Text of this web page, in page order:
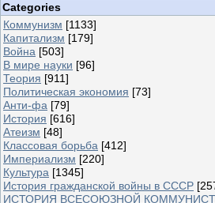
Categories
Коммунизм [1133]
Капитализм [179]
Война [503]
В мире науки [96]
Теория [911]
Политическая экономия [73]
Анти-фа [79]
История [616]
Атеизм [48]
Классовая борьба [412]
Империализм [220]
Культура [1345]
История гражданской войны в СССР
ИСТОРИЯ ВСЕСОЮЗНОЙ